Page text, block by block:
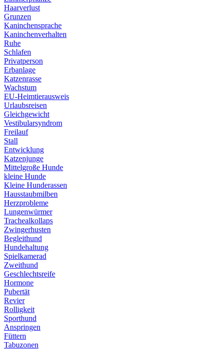
Haarverlust
Grunzen
Kaninchensprache
Kaninchenverhalten
Ruhe
Schlafen
Privatperson
Erbanlage
Katzenrasse
Wachstum
EU-Heimtierausweis
Urlaubsreisen
Gleichgewicht
Vestibularsyndrom
Freilauf
Stall
Entwicklung
Katzenjunge
Mittelgroße Hunde
kleine Hunde
Kleine Hunderassen
Hausstaubmilben
Herzprobleme
Lungenwürmer
Trachealkollaps
Zwingerhusten
Begleithund
Hundehaltung
Spielkamerad
Zweithund
Geschlechtsreife
Hormone
Pubertät
Revier
Rolligkeit
Sporthund
Anspringen
Füttern
Tabuzonen